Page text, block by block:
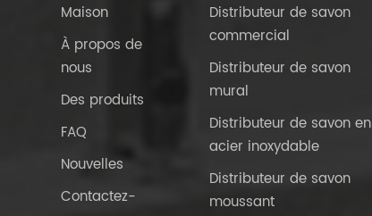
Maison
À propos de
nous
Des produits
FAQ
Nouvelles
Contactez-
Distributeur de savon
commercial
Distributeur de savon
mural
Distributeur de savon en
acier inoxydable
Distributeur de savon
moussant